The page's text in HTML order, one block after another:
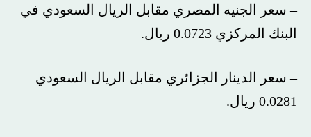
– سعر الجنيه المصري مقابل الريال السعودي في
البنك المركزي 0.0723 ريال.
– سعر الدينار الجزائري مقابل الريال السعودي
0.0281 ريال.